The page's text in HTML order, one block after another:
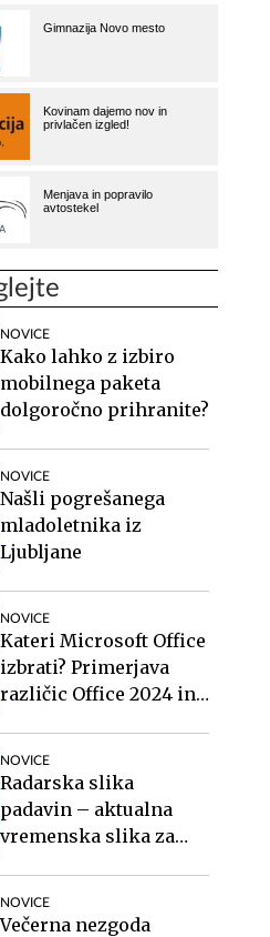
NOVICE
Kako lahko z izbiro
mobilnega paketa
dolgoročno prihranite?
NOVICE
Našli pogrešanega
mladoletnika iz
Ljubljane
NOVICE
Kateri Microsoft Office
izbrati? Primerjava
različic Office 2024 in
NOVICE
Radarska slika
padavin – aktualna
vremenska slika za
NOVICE
Večerna nezgoda